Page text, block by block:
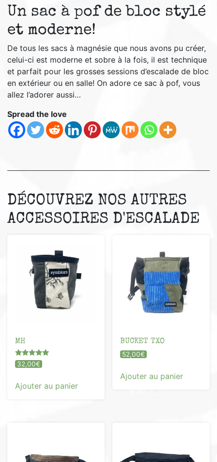
Un sac à pof de bloc stylé
et moderne!
De tous les sacs à magnésie que nous avons pu créer,
celui-ci est moderne et sobre à la fois, il est technique
et parfait pour les grosses sessions d’escalade de bloc
en extérieur ou en salle! On adore ce sac à pof, vous
allez l’adorer aussi…
Spread the love
DÉCOUVREZ NOS AUTRES
ACCESSOIRES D'ESCALADE
MH
Note
5.00
32,00€
Ajouter au panier
BUCKET TXO
52,00€
Ajouter au panier